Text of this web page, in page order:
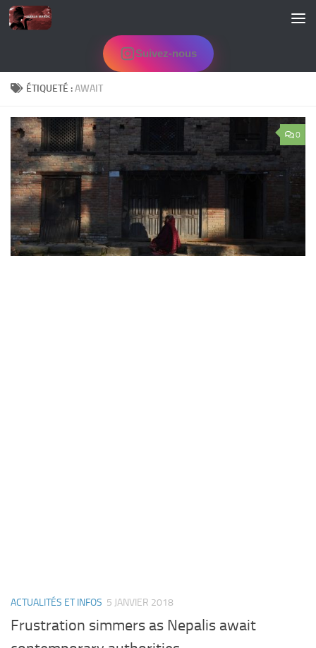
Skip to content
Suivez-nous
ÉTIQUETÉ :AWAIT
0
ACTUALITÉS ET INFOS 5 JANVIER 2018
Frustration simmers as Nepalis await